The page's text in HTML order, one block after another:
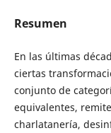
Resumen
En las últimas
ciertas
conjunto de
equivalentes,
charlatanería,